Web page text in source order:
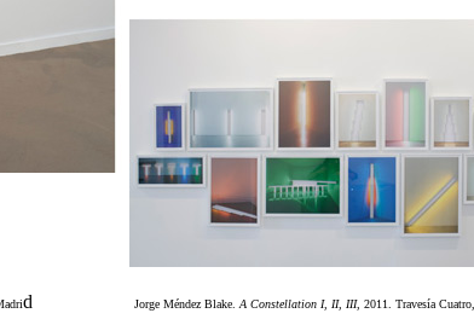
d Jorge Méndez Blake.A Constellation I, II, III, 2011. Travesía